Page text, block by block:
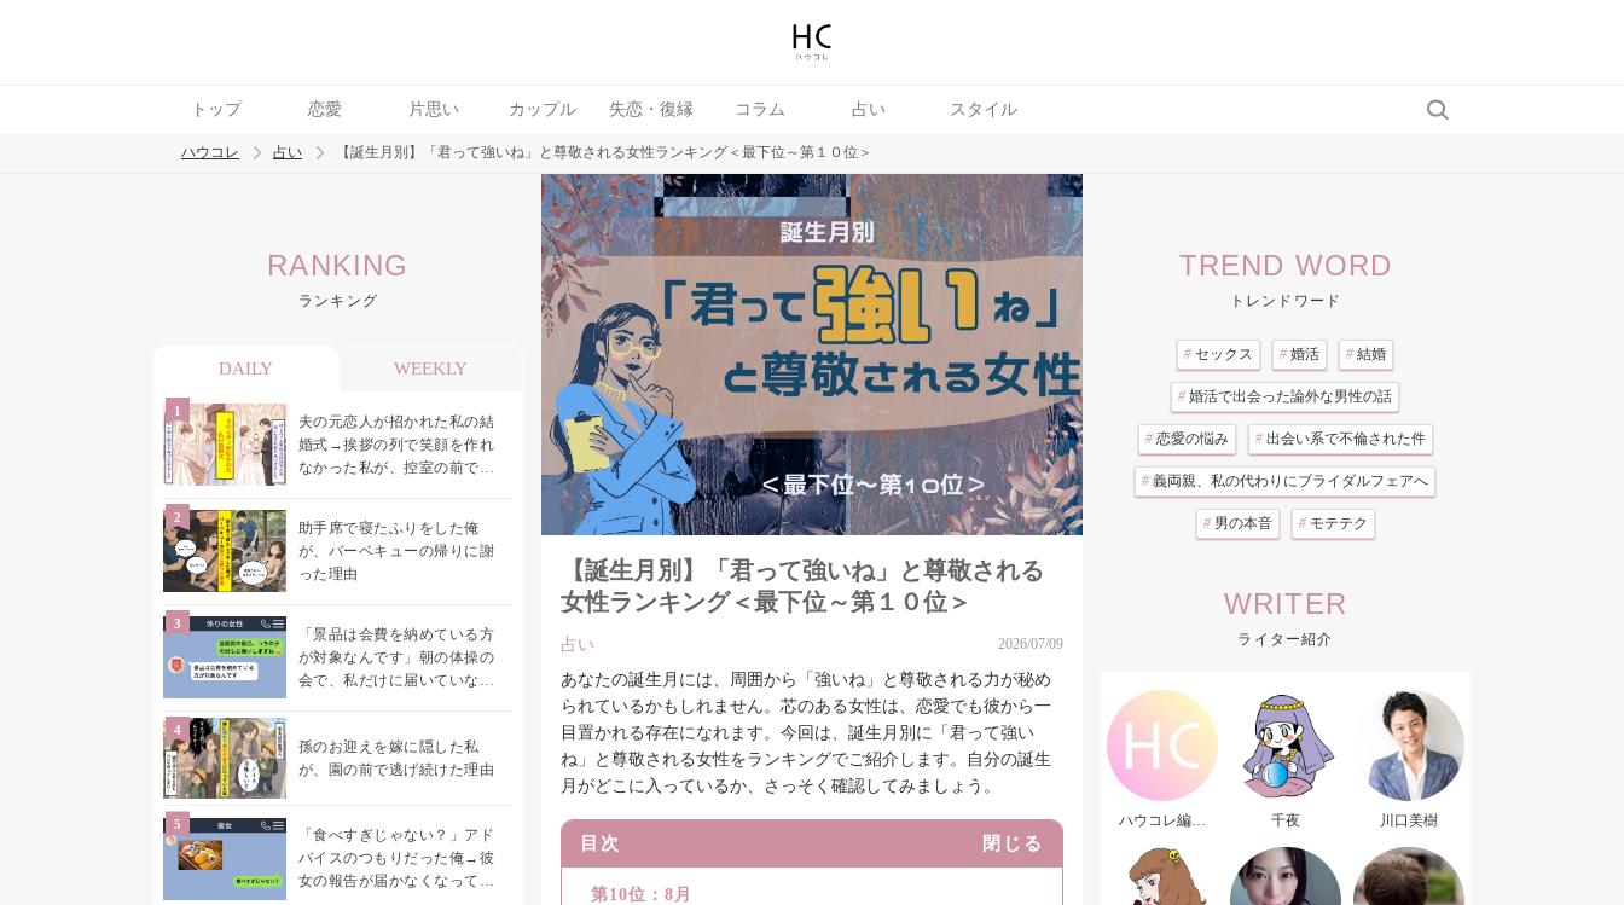
トップ 恋愛 片思い カップル 失恋・復縁 コラム 占い スタイル
トレンド ワード
ハウコレ 占い 【誕生月別】「君って強いね」と尊敬される女性ランキング＜最下位～第１０位＞
RANKING
ランキング
DAILY WEEKLY
夫の元恋人が招かれた私の結
婚式→挨拶の列で笑顔を作れ
なかった私が、控室の前で彼
助手席で寝たふりをした俺
が、バーベキューの帰りに謝
った理由
「景品は会費を納めている方
が対象なんです」朝の体操の
会で、私だけに届いていなか
孫のお迎えを嫁に隠した私
が、園の前で逃げ続けた理由
「食べすぎじゃない？」アド
バイスのつもりだった俺→彼
女の報告が届かなくなって、
【誕生月別】「君って強いね」と尊敬される
女性ランキング＜最下位～第１０位＞
占い 2026/07/09
あなたの誕生月には、周囲から「強いね」と尊敬される力が秘め
られているかもしれません。芯のある女性は、恋愛でも彼から一
目置かれる存在になれます。今回は、誕生月別に「君って強い
ね」と尊敬される女性をランキングでご紹介します。自分の誕生
月がどこに入っているか、さっそく確認してみましょう。
目次 閉じる
第10位：8月
TREND WORD
トレンドワード
# セックス # 婚活 # 結婚
# 婚活で出会った論外な男性の話
# 恋愛の悩み # 出会い系で不倫された件
# 義両親、私の代わりにブライダルフェアへ
# 男の本音 # モテテク
WRITER
ライター紹介
ハウコレ編集
千夜 川口美樹